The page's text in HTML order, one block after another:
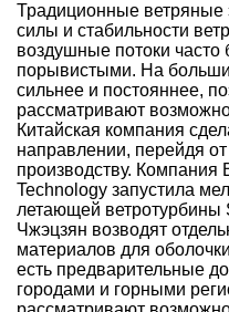
Традиционные ветряные
силы и стабильности
воздушные потоки
порывистыми. На
сильнее и постояннее,
рассматривают
Китайская компания
направлении, перейдя
производству.
Technology запустила
летающей ветротурбины
Чжэцзян возводят
материалов для
есть предварительные
городами и горными